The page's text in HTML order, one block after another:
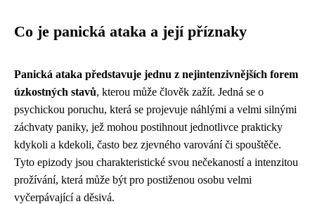
Co je panická ataka a její příznaky
Panická ataka představuje jednu z nejintenzivnějších forem
úzkostných stavů, kterou může člověk zažít. Jedná se o
psychickou poruchu, která se projevuje náhlými a velmi silnými
záchvaty paniky, jež mohou postihnout jednotlivce prakticky
kdykoli a kdekoli, často bez zjevného varování či spouštěče.
Tyto epizody jsou charakteristické svou nečekaností a intenzitou
prožívání, která může být pro postiženou osobu velmi
vyčerpávající a děsivá.